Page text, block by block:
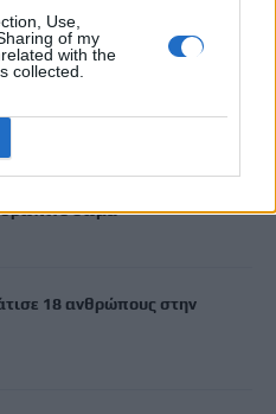
Use,
of my
with the
collected.
βρέφος μόλις οκτώ ημερών
βίντεο – Αθόρυβα ιπτάμενα
σώμα
18 ανθρώπους στην